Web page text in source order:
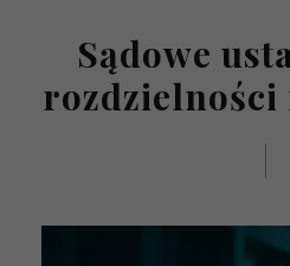
Sądowe
rozdzielności